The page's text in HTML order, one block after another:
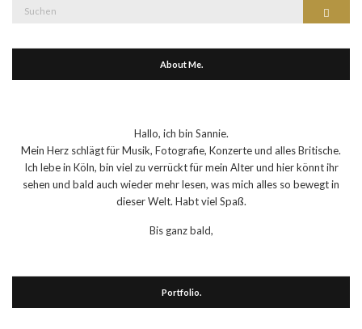
Suche
About Me.
Hallo, ich bin Sannie.
Mein Herz schlägt für Musik, Fotografie, Konzerte und alles Britische.
Ich lebe in Köln, bin viel zu verrückt für mein Alter und hier könnt ihr
sehen und bald auch wieder mehr lesen, was mich alles so bewegt in
dieser Welt. Habt viel Spaß.
Bis ganz bald,
Portfolio.